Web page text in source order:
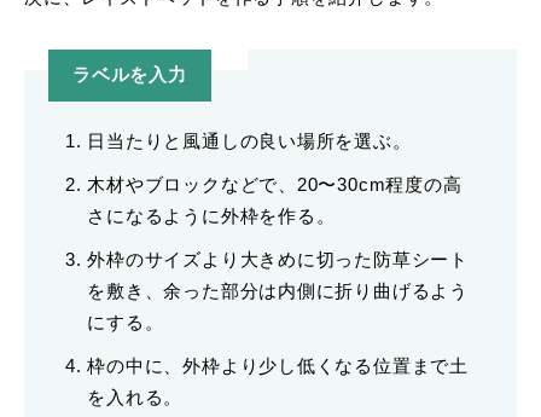
ラベルを入力
日当たりと風通しの良い場所を選ぶ。
木材やブロックなどで、20〜30cm程度の高
さになるように外枠を作る。
外枠のサイズより大きめに切った防草シート
を敷き、余った部分は内側に折り曲げるよう
にする。
枠の中に、外枠より少し低くなる位置まで土
を入れる。